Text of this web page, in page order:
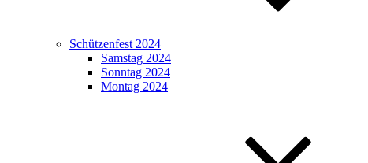
Schützenfest 2024
Samstag 2024
Sonntag 2024
Montag 2024